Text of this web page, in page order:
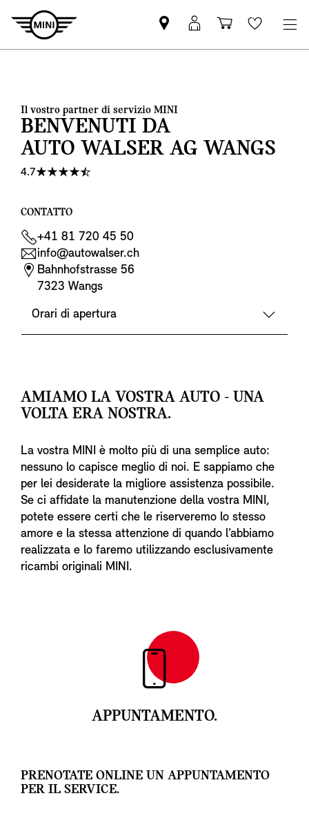
Trovi
partner
MyMini
login
Carrello
degli
Wishlist
Il vostro partner di servizio MINI
BENVENUTI DA
AUTO WALSER AG WANGS
4.7
CONTATTO
+41 81 720 45 50
info@autowalser.ch
Bahnhofstrasse 56
7323 Wangs
Orari di apertura
AMIAMO LA VOSTRA AUTO - UNA
VOLTA ERA NOSTRA.
La vostra MINI è molto più di una semplice auto:
nessuno lo capisce meglio di noi. E sappiamo che
per lei desiderate la migliore assistenza possibile.
Se ci affidate la manutenzione della vostra MINI,
potete essere certi che le riserveremo lo stesso
amore e la stessa attenzione di quando l’abbiamo
realizzata e lo faremo utilizzando esclusivamente
ricambi originali MINI.
APPUNTAMENTO.
PRENOTATE ONLINE UN APPUNTAMENTO
PER IL SERVICE.